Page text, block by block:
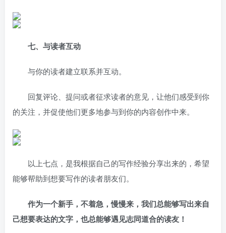
七、与读者互动
与你的读者建立联系并互动。
回复评论、提问或者征求读者的意见，让他们感受到你
的关注，并促使他们更多地参与到你的内容创作中来。
以上七点，是我根据自己的写作经验分享出来的，希望
能够帮助到想要写作的读者朋友们。
作为一个新手，不着急，慢慢来，我们总能够写出来自
己想要表达的文字，也总能够遇见志同道合的读友！